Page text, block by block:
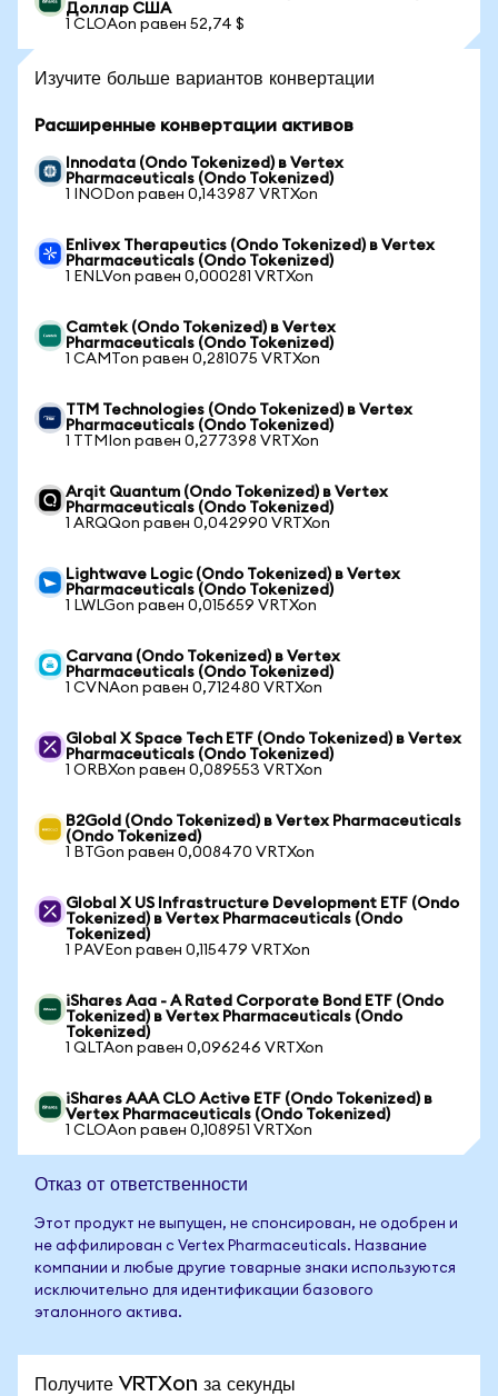
Доллар США
1 CLOAon равен 52,74 $
Изучите больше вариантов конвертации
Расширенные конвертации активов
Innodata (Ondo Tokenized) в Vertex
Pharmaceuticals (Ondo Tokenized)
1 INODon равен 0,143987 VRTXon
Enlivex Therapeutics (Ondo Tokenized) в Vertex
Pharmaceuticals (Ondo Tokenized)
1 ENLVon равен 0,000281 VRTXon
Camtek (Ondo Tokenized) в Vertex
Pharmaceuticals (Ondo Tokenized)
1 CAMTon равен 0,281075 VRTXon
TTM Technologies (Ondo Tokenized) в Vertex
Pharmaceuticals (Ondo Tokenized)
1 TTMIon равен 0,277398 VRTXon
Arqit Quantum (Ondo Tokenized) в Vertex
Pharmaceuticals (Ondo Tokenized)
1 ARQQon равен 0,042990 VRTXon
Lightwave Logic (Ondo Tokenized) в Vertex
Pharmaceuticals (Ondo Tokenized)
1 LWLGon равен 0,015659 VRTXon
Carvana (Ondo Tokenized) в Vertex
Pharmaceuticals (Ondo Tokenized)
1 CVNAon равен 0,712480 VRTXon
Global X Space Tech ETF (Ondo Tokenized) в Vertex
Pharmaceuticals (Ondo Tokenized)
1 ORBXon равен 0,089553 VRTXon
B2Gold (Ondo Tokenized) в Vertex Pharmaceuticals
(Ondo Tokenized)
1 BTGon равен 0,008470 VRTXon
Global X US Infrastructure Development ETF (Ondo
Tokenized) в Vertex Pharmaceuticals (Ondo
Tokenized)
1 PAVEon равен 0,115479 VRTXon
iShares Aaa - A Rated Corporate Bond ETF (Ondo
Tokenized) в Vertex Pharmaceuticals (Ondo
Tokenized)
1 QLTAon равен 0,096246 VRTXon
iShares AAA CLO Active ETF (Ondo Tokenized) в
Vertex Pharmaceuticals (Ondo Tokenized)
1 CLOAon равен 0,108951 VRTXon
Отказ от ответственности
Этот продукт не выпущен, не спонсирован, не одобрен и
не аффилирован с Vertex Pharmaceuticals. Название
компании и любые другие товарные знаки используются
исключительно для идентификации базового
эталонного актива.
Получите VRTXon за секунды